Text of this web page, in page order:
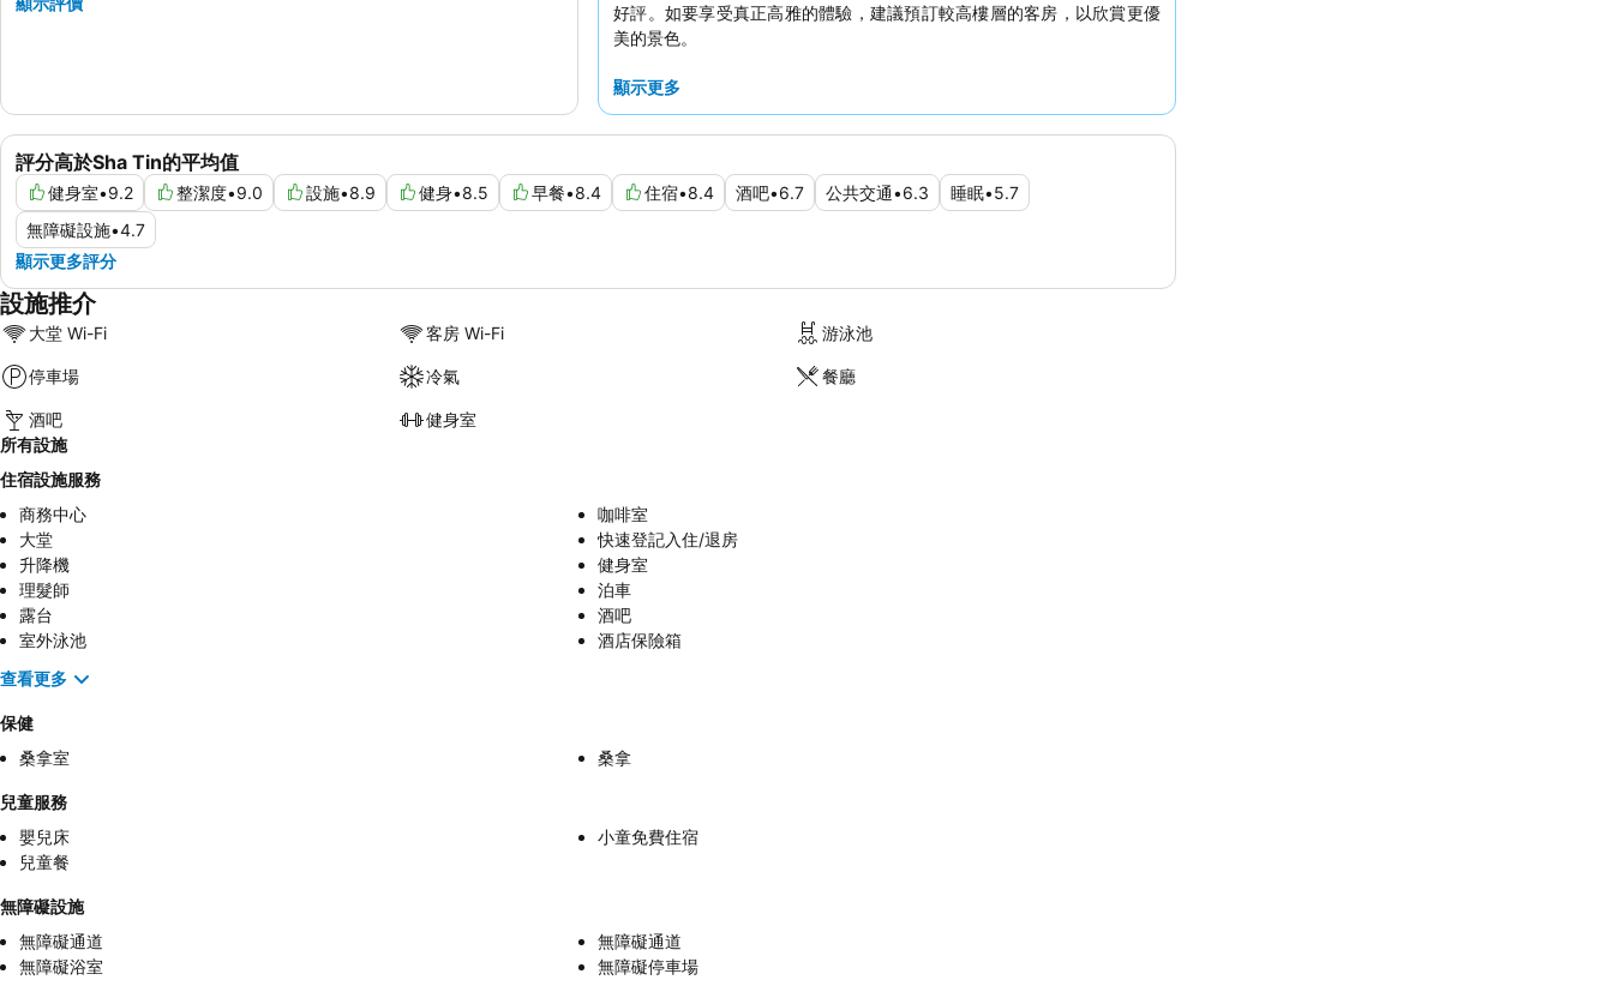
好評。如要享受真正高雅的體驗，建議預訂較高樓層的客房，以欣賞更優
美的景色。
顯示更多
評分高於Sha Tin的平均值
健身室•9.2 整潔度•9.0 設施•8.9 健身•8.5 早餐•8.4 住宿•8.4 酒吧•6.7 公共交通•6.3 睡眠•5.7
無障礙設施•4.7
顯示更多評分
設施推介
大堂 Wi-Fi 客房 Wi-Fi 游泳池
停車場 冷氣 餐廳
酒吧
健身室
所有設施
住宿設施服務
商務中心
咖啡室
大堂
快速登記入住/退房
升降機
健身室
理髮師
泊車
露台
酒吧
室外泳池
酒店保險箱
查看更多
保健
桑拿室
桑拿
兒童服務
嬰兒床
小童免費住宿
兒童餐
無障礙設施
無障礙通道
無障礙通道
無障礙浴室
無障礙停車場